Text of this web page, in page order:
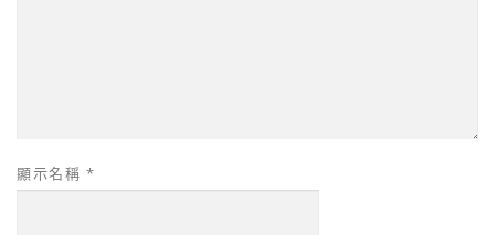
顯示名稱 *